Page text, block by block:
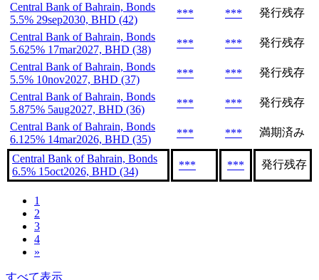
Central Bank of Bahrain, Bonds
5.5% 29sep2030, BHD (42)
*** ***
発行残存
Central Bank of Bahrain, Bonds
5.625% 17mar2027, BHD (38)
*** ***
発行残存
Central Bank of Bahrain, Bonds
5.5% 10nov2027, BHD (37)
*** ***
発行残存
Central Bank of Bahrain, Bonds
5.875% 5aug2027, BHD (36)
*** ***
発行残存
Central Bank of Bahrain, Bonds
6.125% 14mar2026, BHD (35)
*** *** 満期済み
Central Bank of Bahrain, Bonds
6.5% 15oct2026, BHD (34)
*** *** 発行残存
1
2
3
4
»
すべて表示